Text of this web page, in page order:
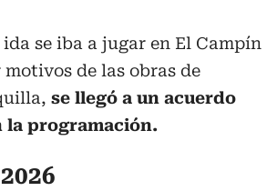
se iba a jugar en El Campín
de las obras de
se llegó a un acuerdo
la programación.